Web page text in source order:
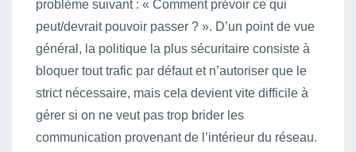
problème suivant : « Comment prévoir ce qui
peut/devrait pouvoir passer ? ». D’un point de vue
général, la politique la plus sécuritaire consiste à
bloquer tout trafic par défaut et n’autoriser que le
strict nécessaire, mais cela devient vite difficile à
gérer si on ne veut pas trop brider les
communication provenant de l’intérieur du réseau.